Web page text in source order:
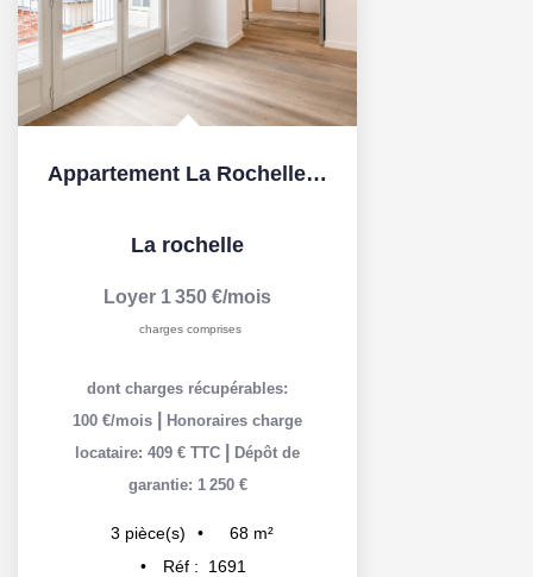
Appartement La Rochelle 3 pièce(s) 68.10 m2
La rochelle
Loyer 1 350 €/mois
charges comprises
dont charges récupérables:
100 €/mois
Honoraires charge
locataire: 409 € TTC
Dépôt de
garantie: 1 250 €
3 pièce(s) 68 m²
Réf :
1691